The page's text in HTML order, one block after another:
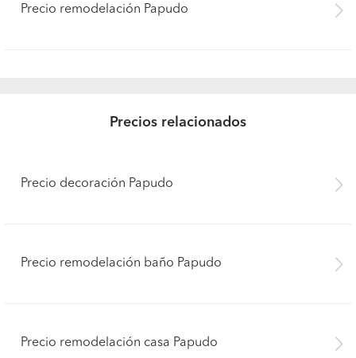
Precio remodelación Papudo
Precios relacionados
Precio decoración Papudo
Precio remodelación baño Papudo
Precio remodelación casa Papudo